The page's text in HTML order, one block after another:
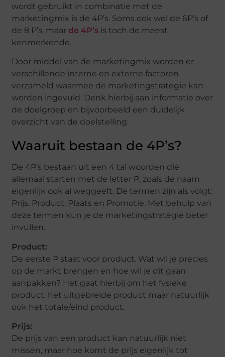
wordt gebruikt in combinatie met de
marketingmix is de 4P’s. Soms ook wel de 6P’s of
de 8 P’s, maar de 4P’s is toch de meest
kenmerkende.
Door middel van de marketingmix worden er
verschillende interne en externe factoren
verzameld waarmee de marketingstrategie kan
worden ingevuld. Denk hierbij aan informatie over
de doelgroep en bijvoorbeeld een duidelijk
overzicht van de doelstelling.
Waaruit bestaan de 4P’s?
De 4P’s bestaan uit een 4 tal woorden die
allemaal starten met de letter P, zoals de naam
eigenlijk ook al weggeeft. De termen zijn als volgt:
Prijs, Product, Plaats en Promotie. Met behulp van
deze termen kun je de marketingstrategie beter
invullen.
Product:
De eerste P staat voor product. Wat wil je precies
op de markt brengen en hoe wil je dit gaan
aanpakken? Het gaat hierbij om het fysieke
product, het uitgebreide product maar natuurlijk
ook het totale/eind product.
Prijs:
De prijs van een product kan natuurlijk niet
missen, maar hoe komt de prijs eigenlijk tot